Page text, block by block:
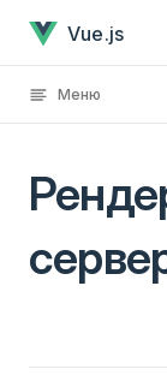
Перейти к
Vue.js
Меню